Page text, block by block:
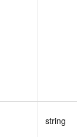
string